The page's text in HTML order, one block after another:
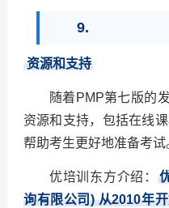
9.
资源和支持
随着PMP第七版的
资源和支持，包括在线
帮助考生更好地准备考试
优培训东方介绍：
询有限公司) 从2010年